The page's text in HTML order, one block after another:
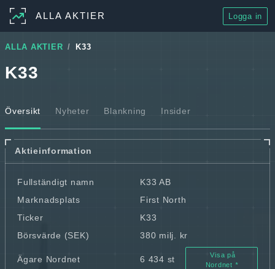
ALLA AKTIER Logga in
ALLA AKTIER K33
K33
Översikt Nyheter Blankning Insider
Aktieinformation
Fullständigt namn
K33 AB
Marknadsplats
First North
Ticker
K33
Börsvärde (SEK)
380 milj. kr
Ägare Nordnet 6 434 st
Visa på
Nordnet